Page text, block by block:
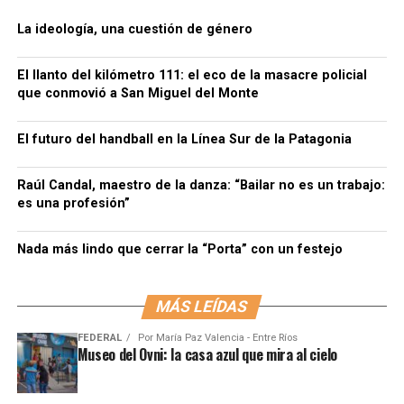
La ideología, una cuestión de género
El llanto del kilómetro 111: el eco de la masacre policial
que conmovió a San Miguel del Monte
El futuro del handball en la Línea Sur de la Patagonia
Raúl Candal, maestro de la danza: “Bailar no es un trabajo:
es una profesión”
Nada más lindo que cerrar la “Porta” con un festejo
MÁS LEÍDAS
FEDERAL Por María Paz Valencia - Entre Ríos
Museo del Ovni: la casa azul que mira al cielo